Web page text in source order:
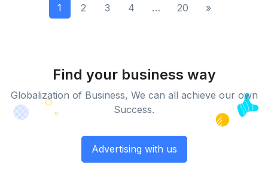
1 2 3 4 … 20 »
Find your business way
Globalization of Business, We can all achieve our own
Success.
Advertising with us